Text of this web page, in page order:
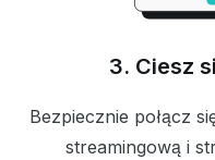
3. Ciesz
Bezpiecznie połącz
streamingową i